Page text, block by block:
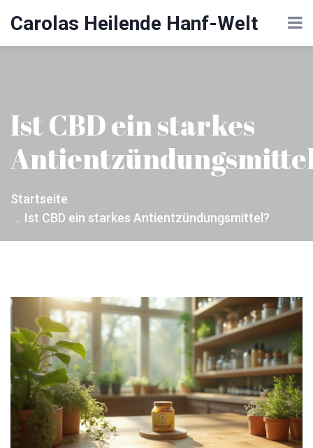
Carolas Heilende Hanf-Welt
Ist CBD ein starkes
Startseite
Ist CBD ein starkes Antientzündungsmittel?